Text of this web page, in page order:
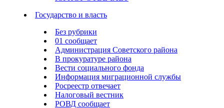
Государство и власть
Без рубрики
01 сообщает
Администрация Советского района
В прокуратуре района
Вести социального фонда
Информация миграционной службы
Росреестр отвечает
Налоговый вестник
РОВД сообщает